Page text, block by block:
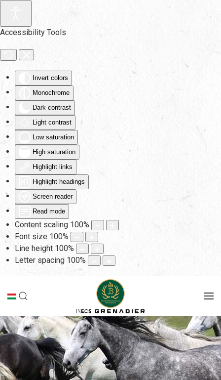
Accessibility Tools
Invert colors
Monochrome
Dark contrast
Light contrast
Low saturation
High saturation
Highlight links
Highlight headings
Screen reader
Read mode
Content scaling 100%
Font size 100%
Line height 100%
Letter spacing 100%
Skip to main content